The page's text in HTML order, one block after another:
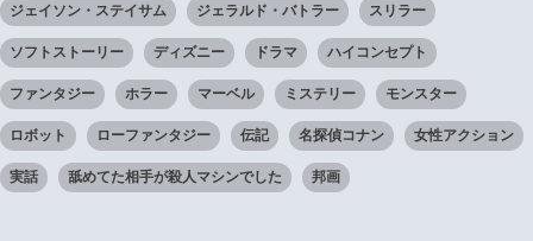
ジェイソン・ステイサム ジェラルド・バトラー スリラー
ソフトストーリー ディズニー ドラマ ハイコンセプト
ファンタジー ホラー マーベル ミステリー モンスター
ロボット ローファンタジー 伝記 名探偵コナン 女性アクション
実話 舐めてた相手が殺人マシンでした 邦画